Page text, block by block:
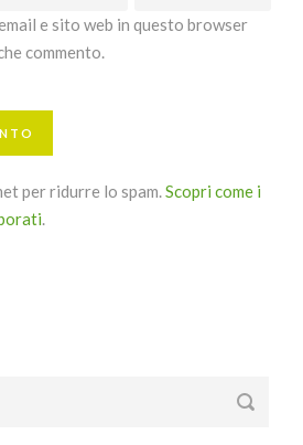
e sito web in questo browser
commento.
per ridurre lo spam.Scopri come i
.